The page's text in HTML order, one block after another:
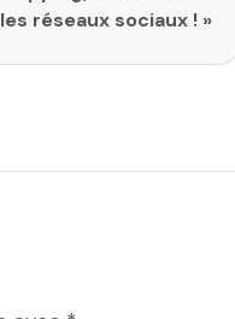
réseaux sociaux ! »